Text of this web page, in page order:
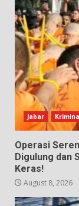
Jabar
Operasi
Digulung dan
Keras!
August 8, 2026